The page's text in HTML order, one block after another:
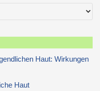
Haut: Wirkungen
Haut